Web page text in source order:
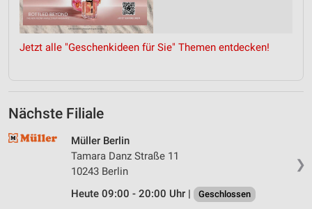
Jetzt alle "Geschenkideen für Sie" Themen entdecken!
Nächste Filiale
❯
Müller Berlin
Tamara Danz Straße 11
10243 Berlin
Heute 09:00 - 20:00 Uhr |
Geschlossen